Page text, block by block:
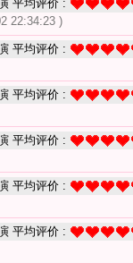
平均评价 :
22:34:23 )
平均评价 :
平均评价 :
平均评价 :
平均评价 :
平均评价 :